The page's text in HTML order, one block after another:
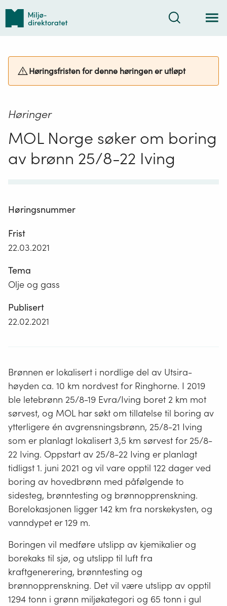
Tilbake
forsiden
Søk
Høringsfristen for denne høringen er utløpt
Høringer
MOL Norge søker om boring
av brønn 25/8-22 Iving
Høringsnummer
Frist
22.03.2021
Tema
Olje og gass
Publisert
22.02.2021
Brønnen er lokalisert i nordlige del av Utsira-
høyden ca. 10 km nordvest for Ringhorne. I 2019
ble letebrønn 25/8-19 Evra/Iving boret 2 km mot
sørvest, og MOL har søkt om tillatelse til boring av
ytterligere én avgrensningsbrønn, 25/8-21 Iving
som er planlagt lokalisert 3,5 km sørvest for 25/8-
22 Iving. Oppstart av 25/8-22 Iving er planlagt
tidligst 1. juni 2021 og vil vare opptil 122 dager ved
boring av hovedbrønn med påfølgende to
sidesteg, brønntesting og brønnopprenskning.
Borelokasjonen ligger 142 km fra norskekysten, og
vanndypet er 129 m.
Boringen vil medføre utslipp av kjemikalier og
borekaks til sjø, og utslipp til luft fra
kraftgenerering, brønntesting og
brønnopprenskning. Det vil være utslipp av opptil
1294 tonn i grønn miljøkategori og 65 tonn i gul